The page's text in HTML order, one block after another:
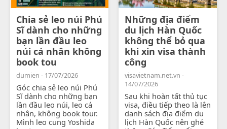
Chia sẻ leo núi Phú
Sĩ dành cho những
bạn lần đầu leo
núi cá nhân không
book tou
dumien - 17/07/2026
Góc chia sẻ leo núi Phú
Sĩ dành cho những bạn
lần đầu leo núi, leo cá
nhân, không book tour.
Mình leo cung Yoshida
Những địa điểm
du lịch Hàn Quốc
không thể bỏ qua
khi xin visa thành
công
visavietnam.net.vn -
14/07/2026
Sau khi hoàn tất thủ tục
visa, điều tiếp theo là lên
danh sách địa điểm du
lịch Hàn Quốc nên ghé